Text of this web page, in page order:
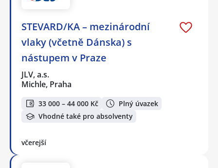
STEVARD/KA – mezinárodní
vlaky (včetně Dánska) s
nástupem v Praze
JLV, a.s.
Michle, Praha
33 000 – 44 000 Kč
Plný úvazek
Vhodné také pro absolventy
včerejší